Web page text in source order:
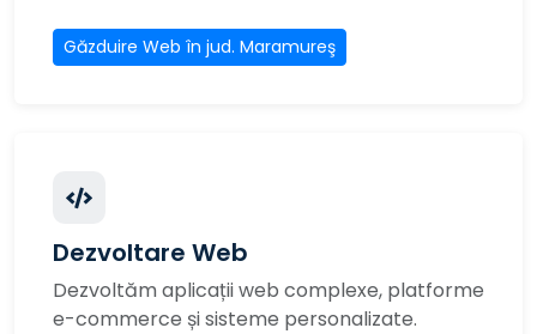
Găzduire Web în jud. Maramureş
Dezvoltare Web
Dezvoltăm aplicații web complexe, platforme
e-commerce și sisteme personalizate.